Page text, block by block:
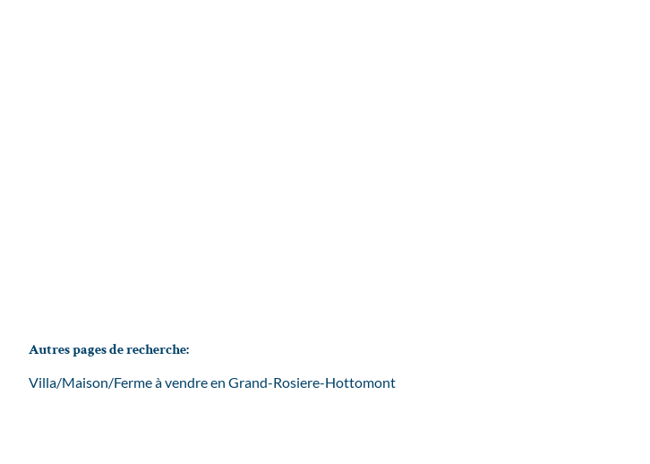
Autres pages de recherche:
Villa/Maison/Ferme à vendre en Grand-Rosiere-Hottomont